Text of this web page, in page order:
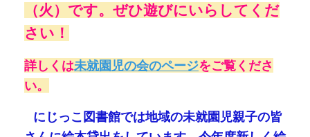
（火）です。 ぜひ遊びにいらしてくだ
さい！
詳しくは未就園児の会のページをご覧くださ
い。
にじっこ図書館では地域の未就園児親子の皆